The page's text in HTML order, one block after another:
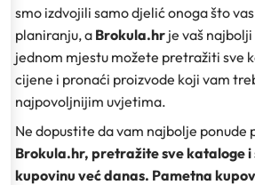
smo izdvojili samo djelić onoga što
planiranju, a Brokula.hr je vaš
jednom mjestu možete pretražiti sve
cijene i pronaći proizvode koji vam
najpovoljnijim uvjetima.
Ne dopustite da vam najbolje ponude
Brokula.hr, pretražite sve kataloge i
kupovinu već danas. Pametna